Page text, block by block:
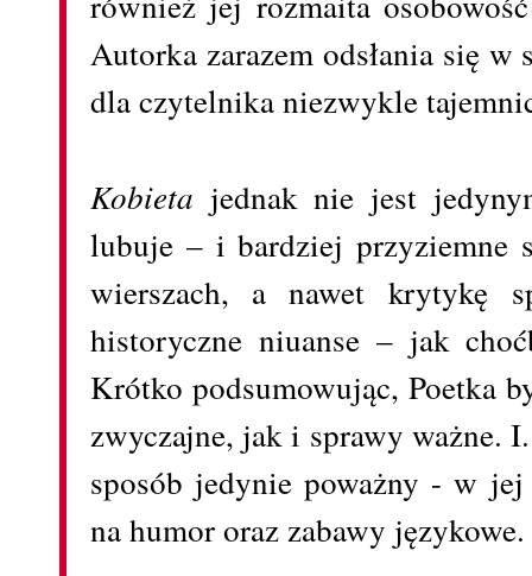
Autorka zarazem odsłania się
dla czytelnika niezwykle
Kobieta jednak nie jest
lubuje – i bardziej przyziemne
wierszach, a nawet krytykę
historyczne niuanse – jak
Krótko podsumowując, Poetka
zwyczajne, jak i sprawy ważne.
sposób jedynie poważny - w
na humor oraz zabawy